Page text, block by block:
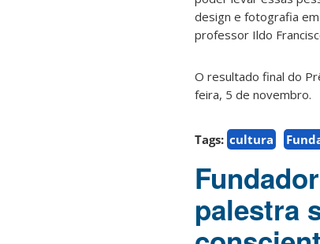
design e fotografia
professor Ildo
O resultado final do
feira, 5 de novembro.
Tags: cultura
palestra